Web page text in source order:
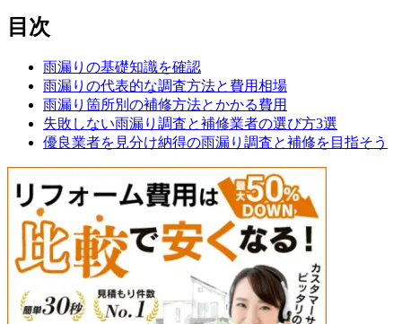
目次
雨漏りの基礎知識を確認
雨漏りの代表的な調査方法と費用相場
雨漏り箇所別の補修方法とかかる費用
失敗しない雨漏り調査と補修業者の選び方3選
優良業者を見分け納得の雨漏り調査と補修を目指そう